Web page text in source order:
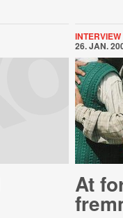
INTERVIEW
26. JAN.
At